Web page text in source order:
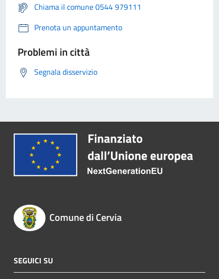
Chiama il comune 0544 979111
Prenota un appuntamento
Problemi in città
Segnala disservizio
Comune di Cervia
SEGUICI SU